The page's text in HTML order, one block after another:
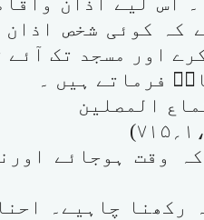
کہ کوئی شخص اذان
اور مسجد تک آئے
فرماتے ہیں ۔
المصلین
وقت ہوجائے
رکھنا چاہیے۔